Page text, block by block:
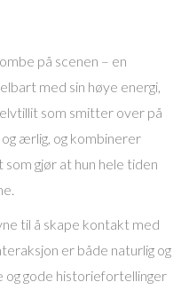
på scenen – en
med sin høye energi,
som smitter over på
ærlig, og kombinerer
gjør at hun hele tiden
til å skape kontakt med
er både naturlig og
gode historiefortellinger